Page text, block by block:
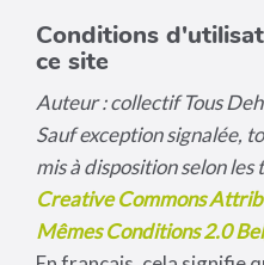
Conditions
ce site
Auteur : collectif Tous
Sauf exception signalée,
mis à disposition selon les
Creative Commons
Mêmes Conditions 2.0